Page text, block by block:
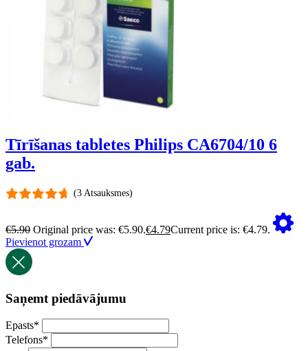
Tīrīšanas tabletes Philips CA6704/10 6
gab.
(3 Atsauksmes)
€5.90 Original price was: €5.90.€4.79Current price is: €4.79.
Pievienot grozam
Saņemt piedāvājumu
Epasts*
Telefons*